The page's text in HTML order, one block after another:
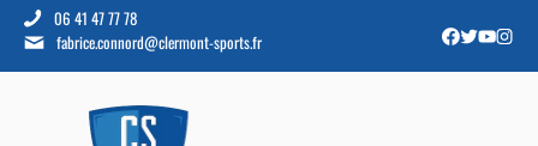
06 41 47 77 78
fabrice.connord@clermont-sports.fr